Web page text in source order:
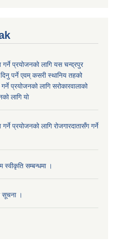
गर्ने प्रयोजनको लागि यस चन्द्रपुर
पर्ने एवम् कसरी स्थानिय तहको
प्रयोजनको लागि सरोकारवालाको
लागि यो
प्रयोजनको लागि रोजगारदातासँग गर्ने
स्वीकृति सम्बन्धमा ।
सूचना ।